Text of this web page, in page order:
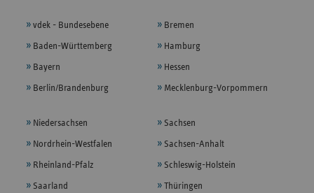
vdek - Bundesebene
Baden-Württemberg
Bayern
Berlin/Brandenburg
Bremen
Hamburg
Hessen
Mecklenburg-Vorpommern
Niedersachsen
Nordrhein-Westfalen
Rheinland-Pfalz
Saarland
Sachsen
Sachsen-Anhalt
Schleswig-Holstein
Thüringen